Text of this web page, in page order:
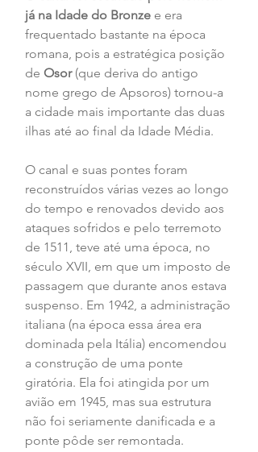
já na Idade do Bronze e era
frequentado bastante na época
romana, pois a estratégica posição
de Osor (que deriva do antigo
nome grego de Apsoros) tornou-a
a cidade mais importante das duas
ilhas até ao final da Idade Média.
O canal e suas pontes foram
reconstruídos várias vezes ao longo
do tempo e renovados devido aos
ataques sofridos e pelo terremoto
de 1511, teve até uma época, no
século XVII, em que um imposto de
passagem que durante anos estava
suspenso. Em 1942, a administração
italiana (na época essa área era
dominada pela Itália) encomendou
a construção de uma ponte
giratória. Ela foi atingida por um
avião em 1945, mas sua estrutura
não foi seriamente danificada e a
ponte pôde ser remontada.